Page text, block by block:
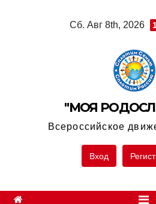
Сб. Авг 8th, 2026
"МОЯ
Всероссийское
Вход